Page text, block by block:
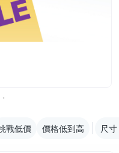
戰低價 價格低到高 尺寸